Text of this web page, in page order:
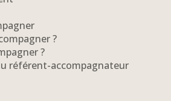
?
?
référent-accompagnateur